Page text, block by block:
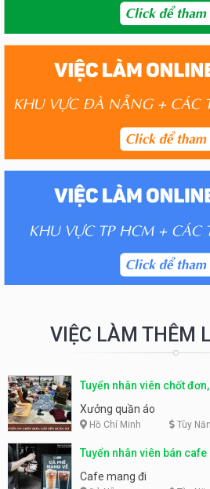
VIỆC LÀM THÊM
Tuyển nhân viên chốt
Xưởng quần áo
Hồ Chí Minh Tùy
Tuyển nhân viên bán
Cafe mang đi